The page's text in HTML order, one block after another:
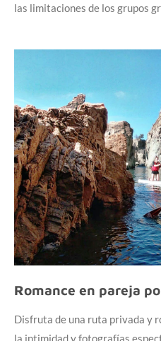
las limitaciones de los grupos
Romance en pareja
Disfruta de una ruta privada y
la intimidad y fotografías